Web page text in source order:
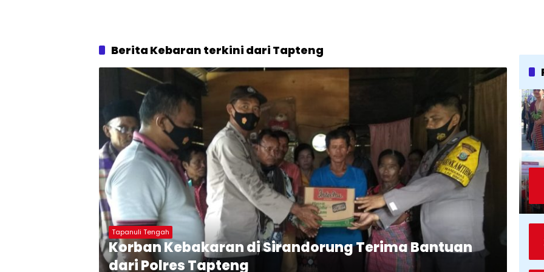
Berita Kebaran terkini dari Tapteng
Tapanuli Tengah
Korban Kebakaran di Sirandorung Terima Bantuan
dari Polres Tapteng